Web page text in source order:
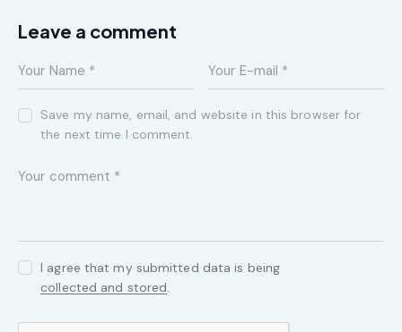
Leave a comment
Save my name, email, and website in this browser for
the next time I comment.
I agree that my submitted data is being
collected and stored.